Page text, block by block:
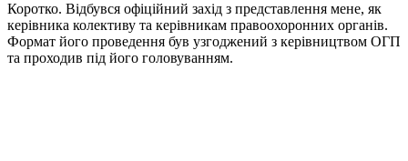
Коротко. Відбувся офіційний захід з представлення мене, як
керівника колективу та керівникам правоохоронних органів.
Формат його проведення був узгоджений з керівництвом ОГП
та проходив під його головуванням.